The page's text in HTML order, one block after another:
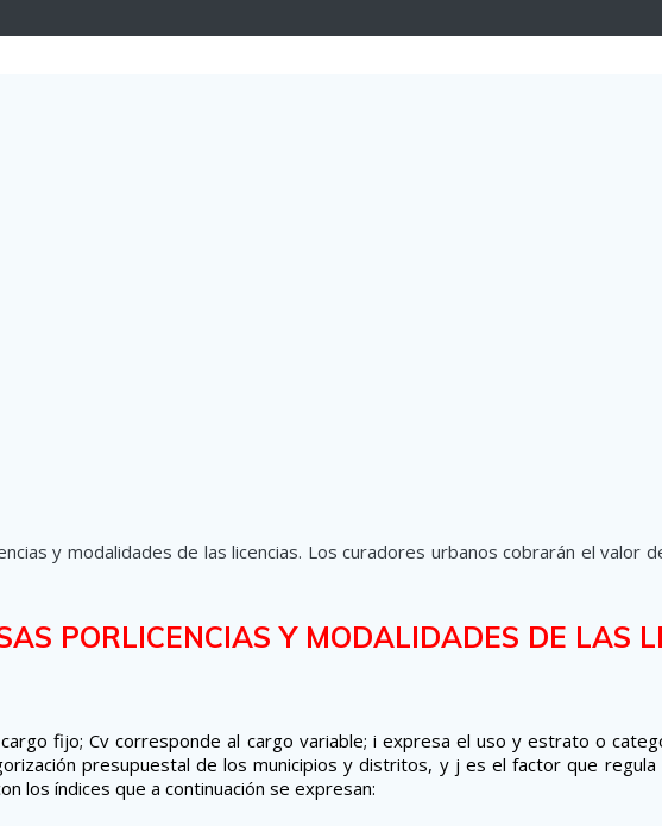
y modalidades de las licencias. Los curadores urbanos cobrarán el valor
PORLICENCIAS Y MODALIDADES DE LAS
fijo; Cv corresponde al cargo variable; i expresa el uso y estrato o
presupuestal de los municipios y distritos, y j es el factor que
los índices que a continuación se expresan: